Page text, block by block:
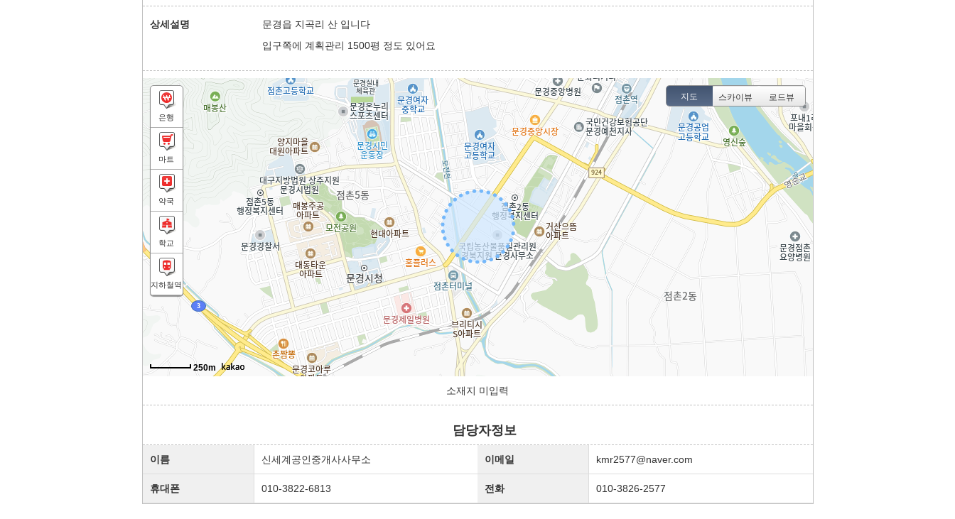
상세설명
문경읍 지곡리 산 입니다
입구쪽에 계획관리 1500평 정도 있어요
250m
지도 스카이뷰 로드뷰
은행
마트
약국
학교
지하철역
소재지 미입력
담당자정보
이름 신세계공인중개사사무소 이메일 kmr2577@naver.com
휴대폰 010-3822-6813 전화 010-3826-2577